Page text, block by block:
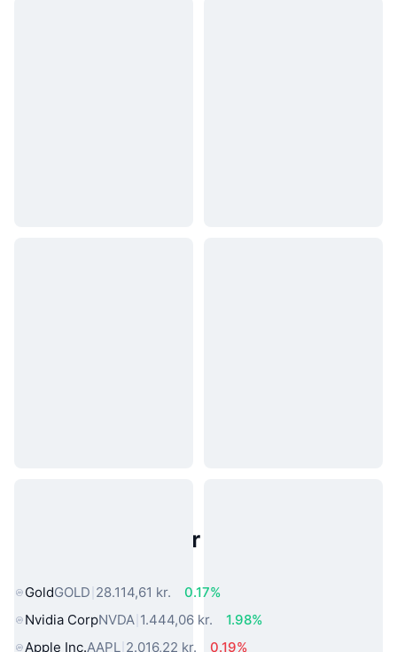
Populære aktiver fra den virkelige
GoldGOLD 28.114,61 kr.
0.17%
Nvidia CorpNVDA 1.444,06 kr.
1.98%
Apple Inc.AAPL 2.016,22 kr. 0.19%